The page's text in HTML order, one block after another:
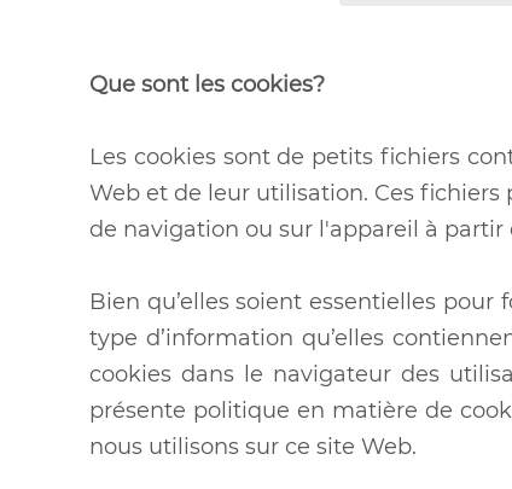
Que sont les cookies?
Les cookies sont de petits fichiers
Web et de leur utilisation. Ces
de navigation ou sur l'appareil à partir
Bien qu’elles soient essentielles
type d’information qu’elles
cookies dans le navigateur des
présente politique en matière de
nous utilisons sur ce site Web.